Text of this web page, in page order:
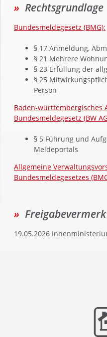
Rechtsgrundlage
Bundesmeldegesetz (BMG):
§ 17 Anmeldung,
§ 21 Mehrere
§ 23 Erfüllung der
§ 25
Person
Baden-württembergisches
Bundesmeldegesetz (BW
§ 5 Führung und
Meldeportals
Allgemeine
Bundesmeldegesetzes
Freigabevermerk
19.05.2026